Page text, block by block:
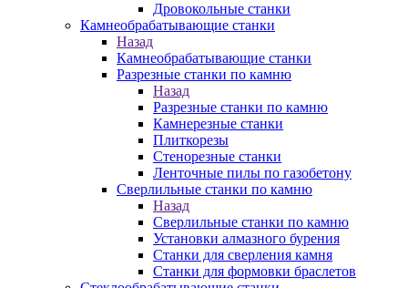
Дровокольные станки
Камнеобрабатывающие станки
Назад
Камнеобрабатывающие станки
Разрезные станки по камню
Назад
Разрезные станки по камню
Камнерезные станки
Плиткорезы
Стенорезные станки
Ленточные пилы по газобетону
Сверлильные станки по камню
Назад
Сверлильные станки по камню
Установки алмазного бурения
Станки для сверления камня
Станки для формовки браслетов